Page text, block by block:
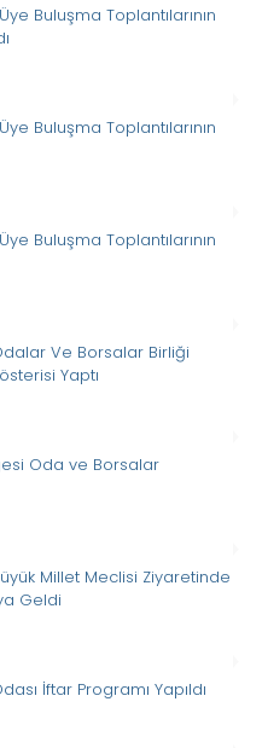
Buluşma Toplantılarının
Buluşma Toplantılarının
Buluşma Toplantılarının
Ve Borsalar Birliği
Yaptı
Oda ve Borsalar
Millet Meclisi Ziyaretinde
Geldi
İftar Programı Yapıldı